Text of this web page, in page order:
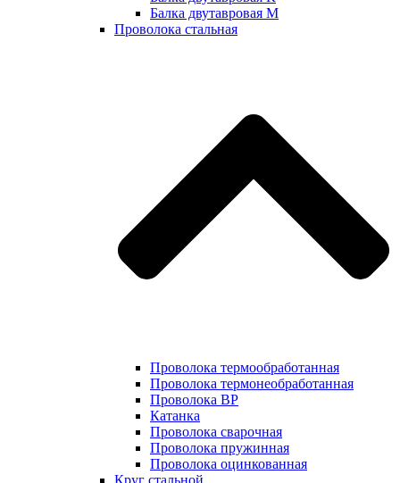
Балка двутавровая М
Проволока стальная
Проволока термообработанная
Проволока термонеобработанная
Проволока ВР
Катанка
Проволока сварочная
Проволока пружинная
Проволока оцинкованная
Круг стальной